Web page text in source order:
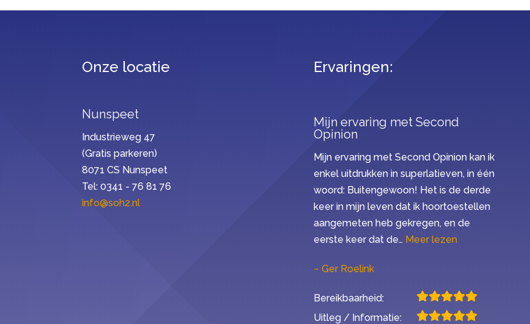
Onze locatie
Nunspeet
Industrieweg 47
(Gratis parkeren)
8071 CS Nunspeet
Tel: 0341 - 76 81 76
info@soh2.nl
Ervaringen:
Mijn ervaring met Second
Opinion
Mijn ervaring met Second Opinion kan ik
enkel uitdrukken in superlatieven, in één
woord: Buitengewoon! Het is de derde
keer in mijn leven dat ik hoortoestellen
aangemeten heb gekregen, en de
eerste keer dat de… Meer lezen“Mijn ervaring
Ger Roelink
Bereikbaarheid:
Uitleg / Informatie: